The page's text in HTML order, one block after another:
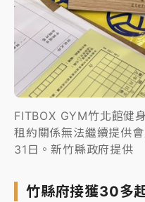
FITBOX GYM竹北館健
租約關係無法繼續提供
31日。新竹縣政府提供
竹縣府接獲30多